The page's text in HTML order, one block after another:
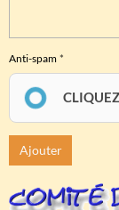
Anti-spam
Ajouter